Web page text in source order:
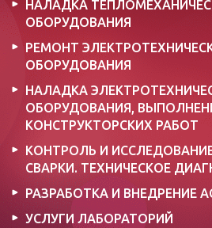
НАЛАДКА
ОБОРУДОВАНИЯ
РЕМОНТ
ОБОРУДОВАНИЯ
НАЛАДКА
ОБОРУДОВАНИЯ,
КОНСТРУКТОРСКИХ РАБОТ
КОНТРОЛЬ И
СВАРКИ. ТЕХНИЧЕСКОЕ
РАЗРАБОТКА И ВНЕДРЕНИЕ
УСЛУГИ ЛАБОРАТОРИЙ